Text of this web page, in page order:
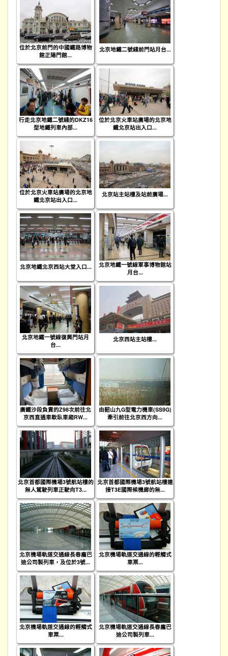
位於北京前門的中國鐵路博物
館正陽門館...
北京地鐵二號綫前門站月台...
行走北京地鐵二號綫的DKZ16
型地鐵列車內部...
位於北京火車站廣場的北京地
鐵北京站出入口...
位於北京火車站廣場的北京地
鐵北京站出入口...
北京站主站樓及站前廣場...
北京地鐵北京西站大堂入口...
北京地鐵一號線軍事博物館站
月台...
北京地鐵一號線復興門站月
台...
北京西站主站樓...
廣鐵沙段負責的Z98次前往北
京西直通車軟臥車廂RW...
由韶山九G型電力機車(SS9G)
牽引前往北京西方向...
北京首都國際機場3號航站樓的
無人駕駛列車正駛向T3...
北京首都國際機場3號航站樓連
接T3E國際候機廊的無...
北京機場軌道交通線長春龐巴
迪公司製列車，及位於3號...
北京機場軌道交通線的輕觸式
車票...
北京機場軌道交通線的輕觸式
車票...
北京機場軌道交通線長春龐巴
迪公司製列車...